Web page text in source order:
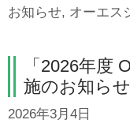
お知らせ, オーエ
「2026年度
施のお知らせ
2026年3月4日